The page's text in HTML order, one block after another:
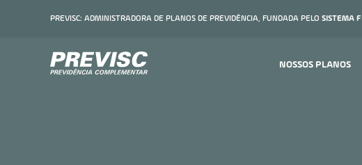
PREVISC: ADMINISTRADORA DE PLANOS DE PREVIDÊNCIA, FUNDADA PELO SISTEMA
NOSSOS PLANOS